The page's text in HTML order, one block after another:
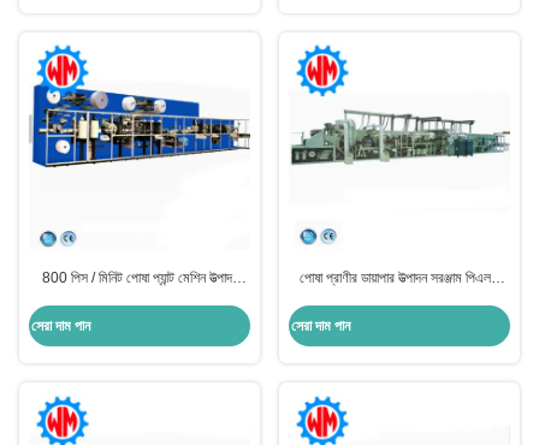
800 পিস / মিনিট পোষা প্যান্ট মেশিন উত্পাদন
সেরা দাম পান
পোষা প্রাণীর ডায়াপার উত্পাদন সরঞ্জাম পিএলসি
সেরা দাম পান